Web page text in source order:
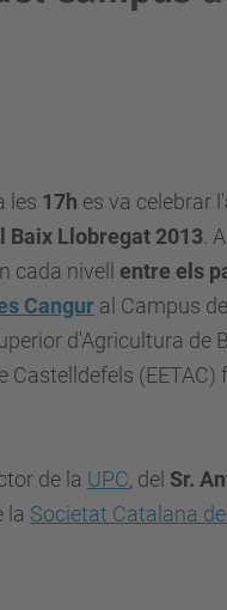
les 17h es va celebrar l'
Baix Llobregat 2013 .
cada nivell entre els
Cangur al Campus
d'Agricultura de
Castelldefels
de la UPC, del Sr.
la Societat Catalana